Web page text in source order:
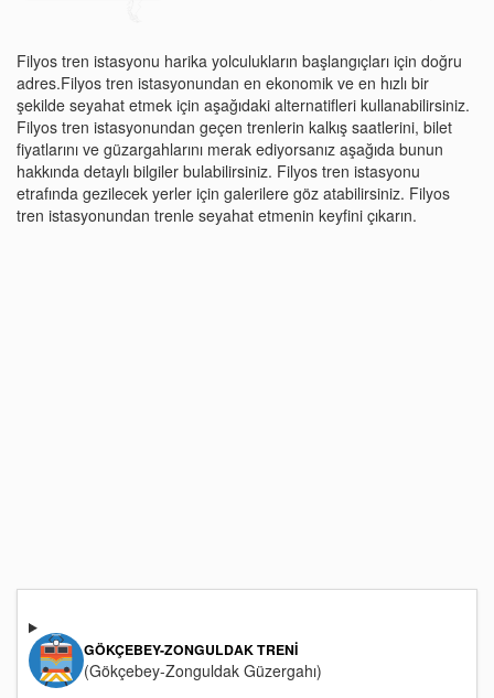
Filyos tren istasyonu harika yolculukların başlangıçları için doğru
adres.Filyos tren istasyonundan en ekonomik ve en hızlı bir
şekilde seyahat etmek için aşağıdaki alternatifleri kullanabilirsiniz.
Filyos tren istasyonundan geçen trenlerin kalkış saatlerini, bilet
fiyatlarını ve güzargahlarını merak ediyorsanız aşağıda bunun
hakkında detaylı bilgiler bulabilirsiniz. Filyos tren istasyonu
etrafında gezilecek yerler için galerilere göz atabilirsiniz. Filyos
tren istasyonundan trenle seyahat etmenin keyfini çıkarın.
GÖKÇEBEY-ZONGULDAK TRENI
(Gökçebey-Zonguldak Güzergahı)